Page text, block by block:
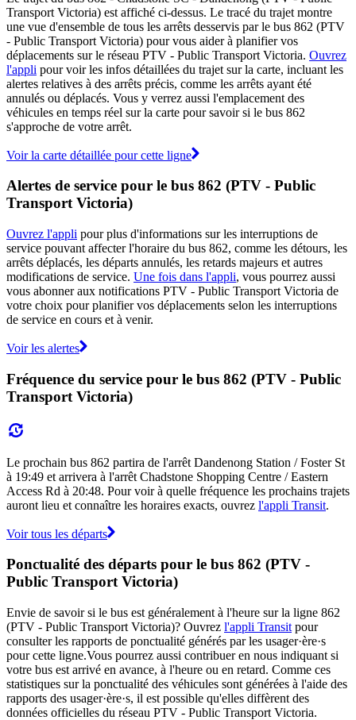
Transport Victoria) est affiché ci-dessus. Le tracé du trajet montre
une vue d'ensemble de tous les arrêts desservis par le bus 862 (PTV
- Public Transport Victoria) pour vous aider à planifier vos
déplacements sur le réseau PTV - Public Transport Victoria. Ouvrez
l'appli pour voir les infos détaillées du trajet sur la carte, incluant les
alertes relatives à des arrêts précis, comme les arrêts ayant été
annulés ou déplacés. Vous y verrez aussi l'emplacement des
véhicules en temps réel sur la carte pour savoir si le bus 862
s'approche de votre arrêt.
Voir la carte détaillée pour cette ligne
Alertes de service pour le bus 862 (PTV - Public
Transport Victoria)
Ouvrez l'appli pour plus d'informations sur les interruptions de
service pouvant affecter l'horaire du bus 862, comme les détours, les
arrêts déplacés, les départs annulés, les retards majeurs et autres
modifications de service. Une fois dans l'appli, vous pourrez aussi
vous abonner aux notifications PTV - Public Transport Victoria de
votre choix pour planifier vos déplacements selon les interruptions
de service en cours et à venir.
Voir les alertes
Fréquence du service pour le bus 862 (PTV - Public
Transport Victoria)
Le prochain bus 862 partira de l'arrêt Dandenong Station / Foster St
à 19:49 et arrivera à l'arrêt Chadstone Shopping Centre / Eastern
Access Rd à 20:48. Pour voir à quelle fréquence les prochains trajets
auront lieu et connaître les horaires exacts, ouvrez l'appli Transit.
Voir tous les départs
Ponctualité des départs pour le bus 862 (PTV -
Public Transport Victoria)
Envie de savoir si le bus est généralement à l'heure sur la ligne 862
(PTV - Public Transport Victoria)? Ouvrez l'appli Transit pour
consulter les rapports de ponctualité générés par les usager·ère·s
pour cette ligne.Vous pourrez aussi contribuer en nous indiquant si
votre bus est arrivé en avance, à l'heure ou en retard. Comme ces
statistiques sur la ponctualité des véhicules sont générées à l'aide des
rapports des usager·ère·s, il est possible qu'elles diffèrent des
données officielles du réseau PTV - Public Transport Victoria.